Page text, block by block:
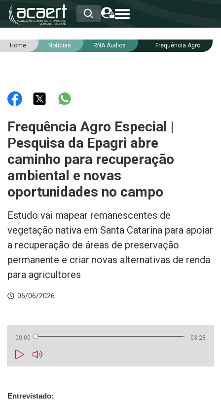
HOME
RNA
NOTÍCIAS
SERVIÇOS
INTEGRIDADE
Home Notícias RNA Áudios Frequência Agro
Frequência Agro Especial |
Pesquisa da Epagri abre
caminho para recuperação
ambiental e novas
oportunidades no campo
Estudo vai mapear remanescentes de
vegetação nativa em Santa Catarina para apoiar
a recuperação de áreas de preservação
permanente e criar novas alternativas de renda
para agricultores
05/06/2026
00:00 03:28
Entrevistado: